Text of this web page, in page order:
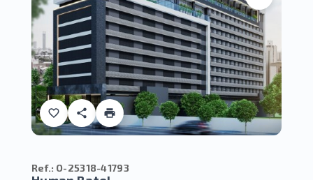
Ref.: O-25318-41793